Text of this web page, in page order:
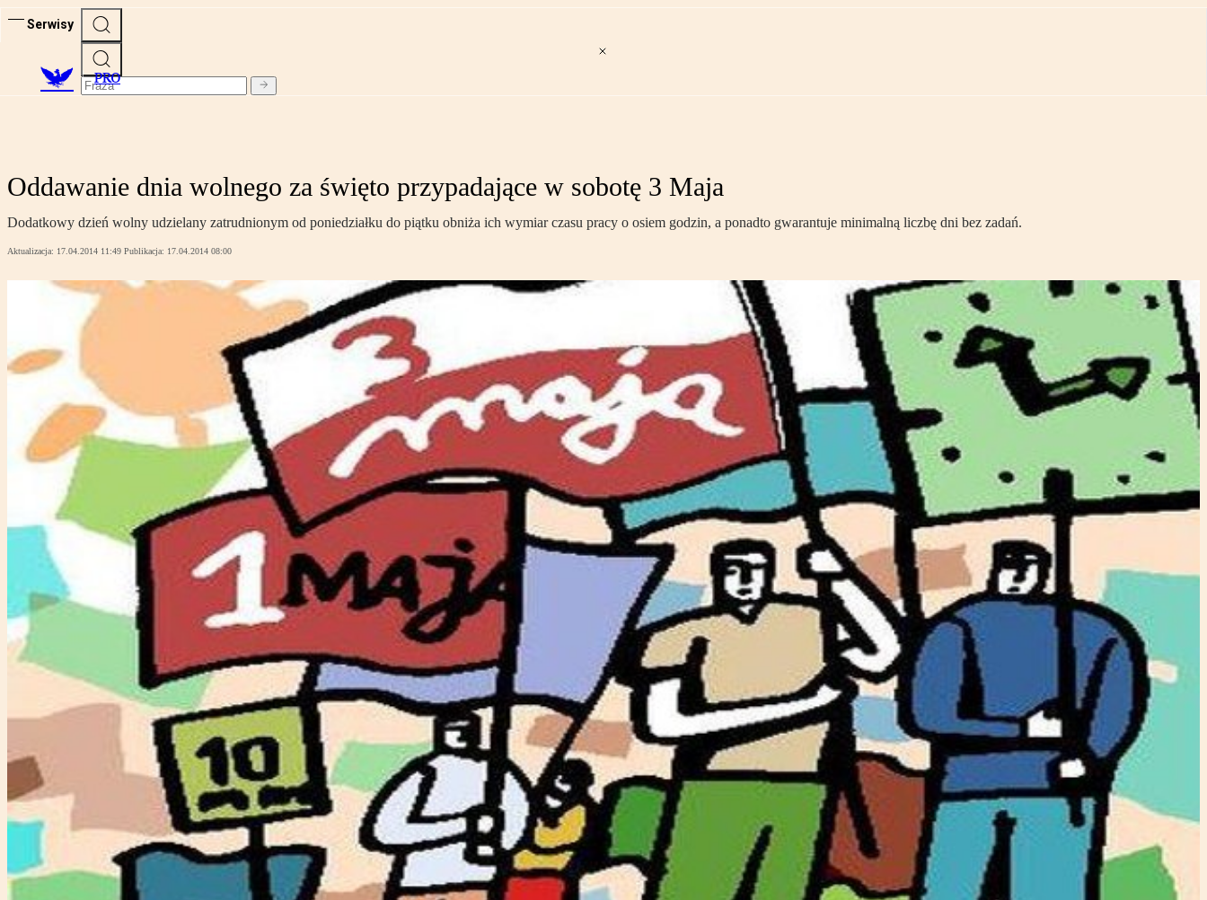
Serwisy
PRO
Oddawanie dnia wolnego za święto przypadające w sobotę 3 Maja
Dodatkowy dzień wolny udzielany zatrudnionym od poniedziałku do piątku obniża ich wymiar czasu pracy o osiem godzin, a ponadto gwarantuje minimalną liczbę dni bez zadań.
Aktualizacja: 17.04.2014 11:49 Publikacja: 17.04.2014 08:00